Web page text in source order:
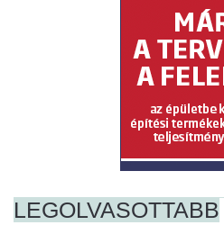
LEGOLVASOTTABB